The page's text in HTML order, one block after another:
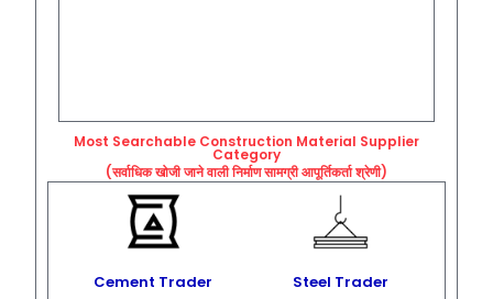
Most Searchable Construction Material Supplier
Category
(सर्वाधिक खोजी जाने वाली निर्माण सामग्री आपूर्तिकर्ता श्रेणी)
Cement Trader Steel Trader